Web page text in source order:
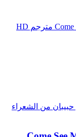
حبيبان من الشعراء